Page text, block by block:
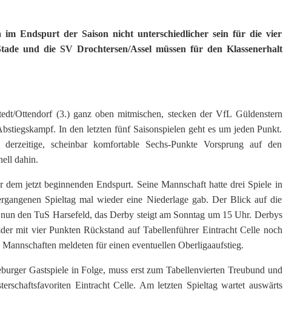
im Endspurt der Saison nicht unterschiedlicher sein für die vier
und die SV Drochtersen/Assel müssen für den Klassenerhalt
Ottendorf (3.) ganz oben mitmischen, stecken der VfL Güldenstern
In den letzten fünf Saisonspielen geht es um jeden Punkt.
scheinbar komfortable Sechs-Punkte Vorsprung auf den
dahin.
jetzt beginnenden Endspurt. Seine Mannschaft hatte drei Spiele in
Spieltag mal wieder eine Niederlage gab. Der Blick auf die
den TuS Harsefeld, das Derby steigt am Sonntag um 15 Uhr. Derbys
mit vier Punkten Rückstand auf Tabellenführer Eintracht Celle noch
meldeten für einen eventuellen Oberligaaufstieg.
Gastspiele in Folge, muss erst zum Tabellenvierten Treubund und
Eintracht Celle. Am letzten Spieltag wartet auswärts